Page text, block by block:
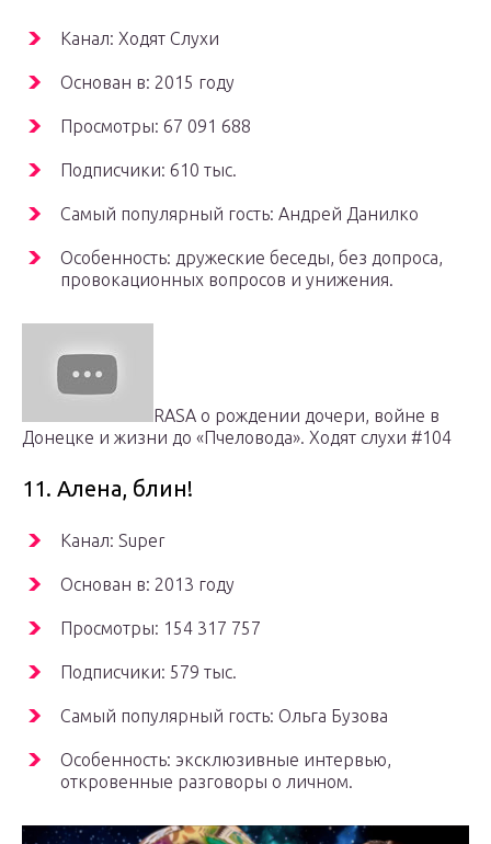
Канал: Ходят Слухи
Основан в: 2015 году
Просмотры: 67 091 688
Подписчики: 610 тыс.
Самый популярный гость: Андрей Данилко
Особенность: дружеские беседы, без допроса,
провокационных вопросов и унижения.
RASA о рождении дочери, войне в
Донецке и жизни до «Пчеловода». Ходят слухи #104
11. Алена, блин!
Канал: Super
Основан в: 2013 году
Просмотры: 154 317 757
Подписчики: 579 тыс.
Самый популярный гость: Ольга Бузова
Особенность: эксклюзивные интервью,
откровенные разговоры о личном.